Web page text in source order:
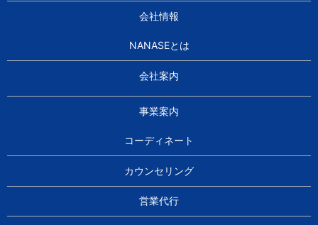
会社情報
NANASEとは
会社案内
事業案内
コーディネート
カウンセリング
営業代行